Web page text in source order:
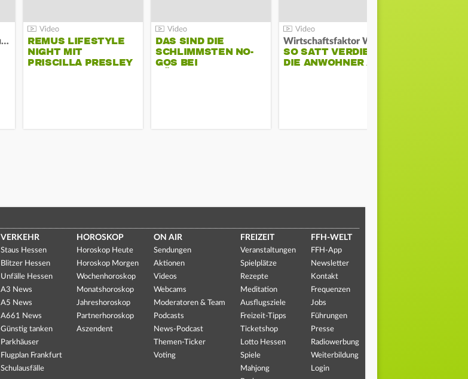
Bahnbrechende Erfindung?
REMUS LIFESTYLE
NIGHT MIT
PRISCILLA PRESLEY
DAS SIND DIE
SCHLIMMSTEN NO-
GOS BEI
SO SATT VERDIENEN
DIE ANWOHNER AM…
VERKEHR
Staus Hessen
Blitzer Hessen
Unfälle Hessen
A3 News
A5 News
A661 News
Günstig tanken
Parkhäuser
Flugplan Frankfurt
Schulausfälle
HOROSKOP
Horoskop Heute
Horoskop Morgen
Wochenhoroskop
Monatshoroskop
Jahreshoroskop
Partnerhoroskop
Aszendent
ON AIR
Sendungen
Aktionen
Videos
Webcams
Moderatoren & Team
Podcasts
News-Podcast
Themen-Ticker
Voting
FREIZEIT
Veranstaltungen
Spielplätze
Rezepte
Meditation
Ausflugsziele
Freizeit-Tipps
Ticketshop
Lotto Hessen
Spiele
Mahjong
FFH-WELT
FFH-App
Newsletter
Kontakt
Frequenzen
Jobs
Führungen
Presse
Radiowerbung
Weiterbildung
Login